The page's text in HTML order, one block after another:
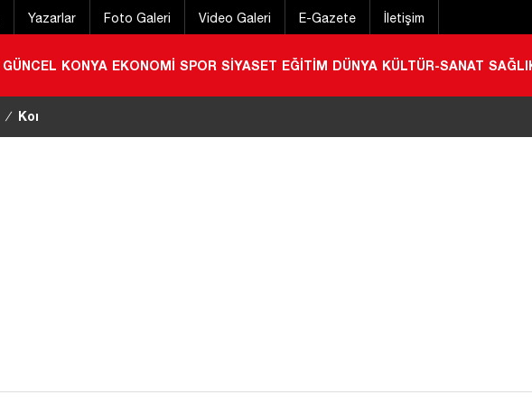
Yazarlar Foto Galeri Video Galeri E-Gazete İletişim
GÜNCEL KONYA EKONOMİ SPOR SİYASET EĞİTİM DÜNYA KÜLTÜR-SANAT
/ Konya’da aracın camını kırıp servet çaldılar! Kaçışları uzun sürmedi